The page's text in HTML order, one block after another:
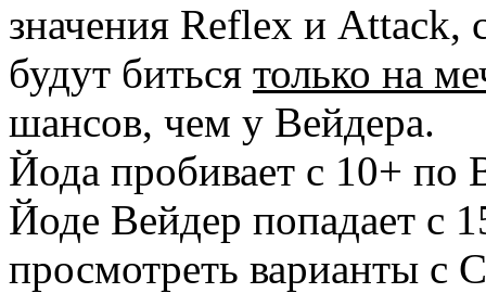
значения Reflex и Attack,
будут биться только на
шансов, чем у Вейдера.
Йода пробивает с 10+ по
Йоде Вейдер попадает с
просмотреть варианты с